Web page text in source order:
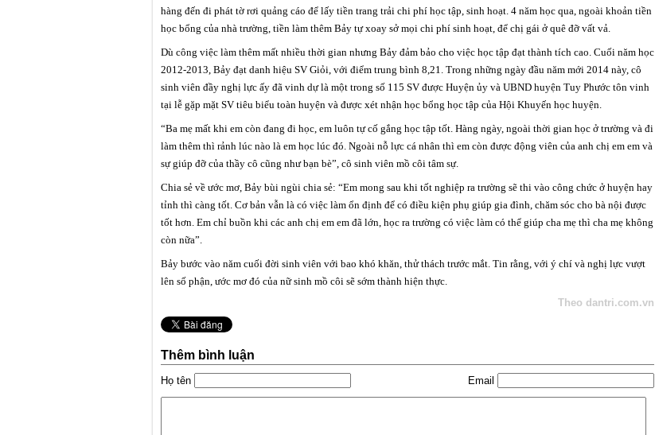
hàng đến đi phát tờ rơi quảng cáo để lấy tiền trang trải chi phí học tập, sinh hoạt. 4 năm học qua, ngoài khoản tiền
học bổng của nhà trường, tiền làm thêm Bảy tự xoay sở mọi chi phí sinh hoạt, để chị gái ở quê đỡ vất vả.
Dù công việc làm thêm mất nhiều thời gian nhưng Bảy đảm bảo cho việc học tập đạt thành tích cao. Cuối năm học
2012-2013, Bảy đạt danh hiệu SV Giỏi, với điểm trung bình 8,21. Trong những ngày đầu năm mới 2014 này, cô
sinh viên đầy nghị lực ấy đã vinh dự là một trong số 115 SV được Huyện ủy và UBND huyện Tuy Phước tôn vinh
tại lễ gặp mặt SV tiêu biểu toàn huyện và được xét nhận học bổng học tập của Hội Khuyến học huyện.
“Ba mẹ mất khi em còn đang đi học, em luôn tự cố gắng học tập tốt. Hàng ngày, ngoài thời gian học ở trường và đi
làm thêm thì rảnh lúc nào là em học lúc đó. Ngoài nỗ lực cá nhân thì em còn được động viên của anh chị em em và
sự giúp đỡ của thầy cô cũng như bạn bè”, cô sinh viên mồ côi tâm sự.
Chia sẻ về ước mơ, Bảy bùi ngùi chia sẻ: “Em mong sau khi tốt nghiệp ra trường sẽ thi vào công chức ở huyện hay
tỉnh thì càng tốt. Cơ bản vẫn là có việc làm ổn định để có điều kiện phụ giúp gia đình, chăm sóc cho bà nội được
tốt hơn. Em chỉ buồn khi các anh chị em em đã lớn, học ra trường có việc làm có thể giúp cha mẹ thì cha mẹ không
còn nữa”.
Bảy bước vào năm cuối đời sinh viên với bao khó khăn, thử thách trước mắt. Tin rằng, với ý chí và nghị lực vượt
lên số phận, ước mơ đó của nữ sinh mồ côi sẽ sớm thành hiện thực.
Theo dantri.com.vn
Thêm bình luận
Họ tên Email